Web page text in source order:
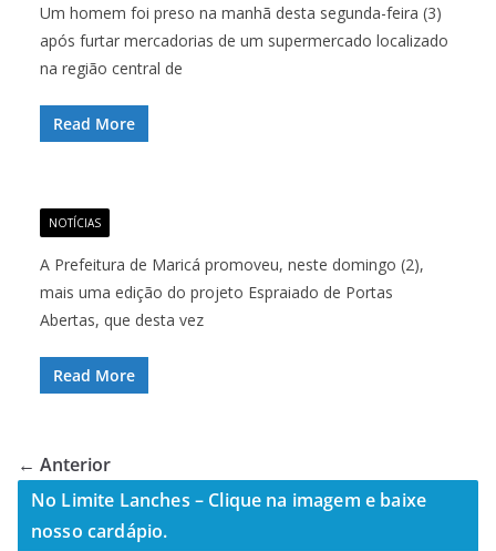
Um homem foi preso na manhã desta segunda-feira (3)
após furtar mercadorias de um supermercado localizado
na região central de
Read More
NOTÍCIAS
A Prefeitura de Maricá promoveu, neste domingo (2),
mais uma edição do projeto Espraiado de Portas
Abertas, que desta vez
Read More
← Anterior
No Limite Lanches – Clique na imagem e baixe
nosso cardápio.